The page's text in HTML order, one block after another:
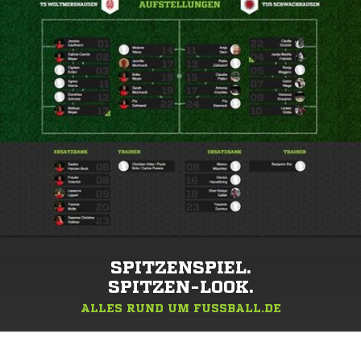
SPITZENSPIEL.
SPITZEN-LOOK.
ALLES RUND UM FUSSBALL.DE